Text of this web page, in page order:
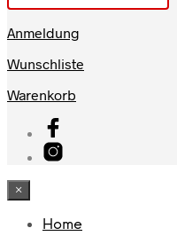
Anmeldung
Wunschliste
Warenkorb
×
Home